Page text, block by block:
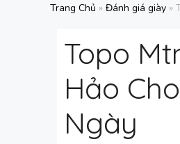
Trang Chủ » Đánh giá giày »
Topo
Hảo
Ngày